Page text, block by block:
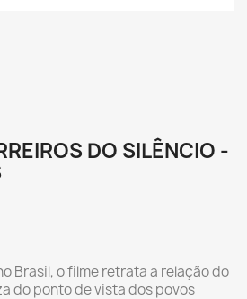
DO SILÊNCIO -
Brasil, o filme retrata a relação do
do ponto de vista dos povos